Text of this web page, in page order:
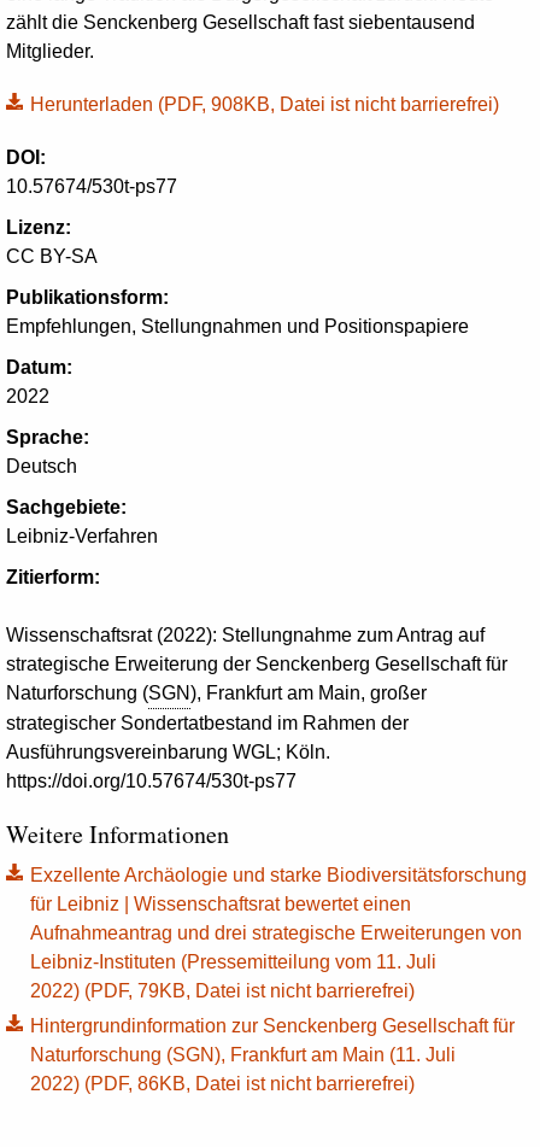
zählt die Senckenberg Gesellschaft fast siebentausend
Mitglieder.
Herunterladen (PDF, 908KB, Datei ist nicht barrierefrei)
DOI:
10.57674/530t-ps77
Lizenz:
CC BY-SA
Publikationsform:
Empfehlungen, Stellungnahmen und Positionspapiere
Datum:
2022
Sprache:
Deutsch
Sachgebiete:
Leibniz-Verfahren
Zitierform:
Wissenschaftsrat (2022): Stellungnahme zum Antrag auf
strategische Erweiterung der Senckenberg Gesellschaft für
Naturforschung (SGN), Frankfurt am Main, großer
strategischer Sondertatbestand im Rahmen der
Ausführungsvereinbarung WGL; Köln.
https://doi.org/10.57674/530t-ps77
Weitere Informationen
Exzellente Archäologie und starke Biodiversitätsforschung
für Leibniz | Wissenschaftsrat bewertet einen
Aufnahmeantrag und drei strategische Erweiterungen von
Leibniz-Instituten (Pressemitteilung vom 11. Juli
2022) (PDF, 79KB, Datei ist nicht barrierefrei)
Hintergrundinformation zur Senckenberg Gesellschaft für
Naturforschung (SGN), Frankfurt am Main (11. Juli
2022) (PDF, 86KB, Datei ist nicht barrierefrei)